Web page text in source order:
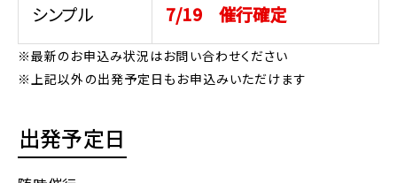
シンプル 7/19 催行確定
※最新のお申込み状況はお問い合わせください
※上記以外の出発予定日もお申込みいただけます
出発予定日